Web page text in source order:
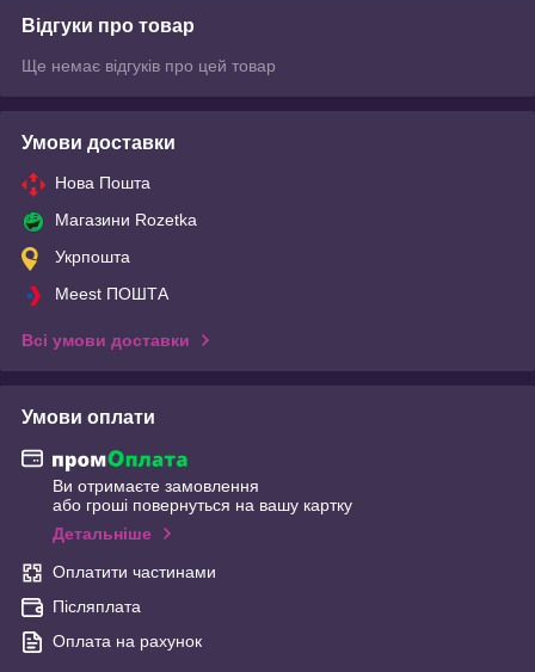
Відгуки про товар
Ще немає відгуків про цей товар
Умови доставки
Нова Пошта
Магазини Rozetka
Укрпошта
Meest ПОШТА
Всі умови доставки
Умови оплати
Ви отримаєте замовлення
або гроші повернуться на вашу картку
Детальніше
Оплатити частинами
Післяплата
Оплата на рахунок